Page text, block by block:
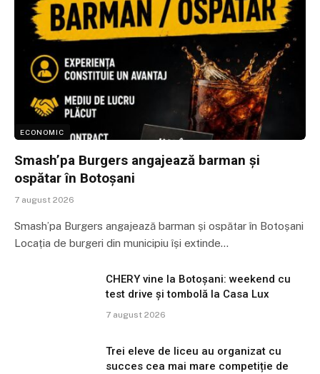
ECONOMIC
Smash’pa Burgers angajează barman și
ospătar în Botoșani
7 august 2026
Smash’pa Burgers angajează barman și ospătar în Botoșani
Locația de burgeri din municipiu își extinde…
CHERY vine la Botoșani: weekend cu
test drive și tombolă la Casa Lux
7 august 2026
Trei eleve de liceu au organizat cu
succes cea mai mare competiție de